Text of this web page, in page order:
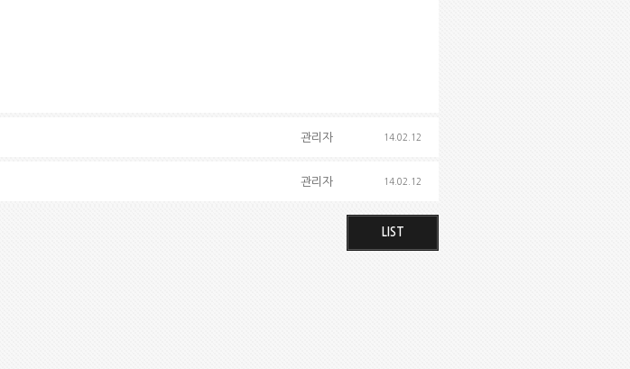
관리자 14.02.12
관리자 14.02.12
LIST